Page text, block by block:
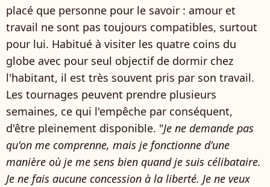
placé que personne pour le savoir : amour et
travail ne sont pas toujours compatibles, surtout
pour lui. Habitué à visiter les quatre coins du
globe avec pour seul objectif de dormir chez
l'habitant, il est très souvent pris par son travail.
Les tournages peuvent prendre plusieurs
semaines, ce qui l'empêche par conséquent,
d'être pleinement disponible. "Je ne demande pas
qu'on me comprenne, mais je fonctionne d'une
manière où je me sens bien quand je suis célibataire.
Je ne fais aucune concession à la liberté. Je ne veux